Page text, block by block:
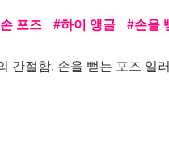
손 포즈 하이 앵글 손을